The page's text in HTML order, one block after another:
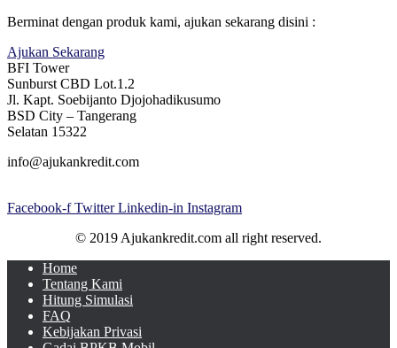
Berminat dengan produk kami, ajukan sekarang disini :
Ajukan Sekarang
BFI Tower
Sunburst CBD Lot.1.2
Jl. Kapt. Soebijanto Djojohadikusumo
BSD City – Tangerang
Selatan 15322
info@ajukankredit.com
Facebook-f Twitter Linkedin-in Instagram
© 2019 Ajukankredit.com all right reserved.
Home
Tentang Kami
Hitung Simulasi
FAQ
Kebijakan Privasi